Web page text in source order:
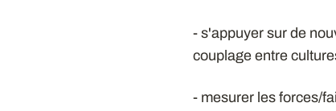
- s'appuyer sur de
couplage entre
- mesurer les forces/